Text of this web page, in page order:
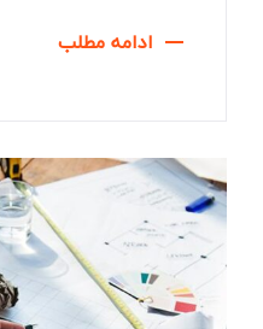
ادامه مطلب